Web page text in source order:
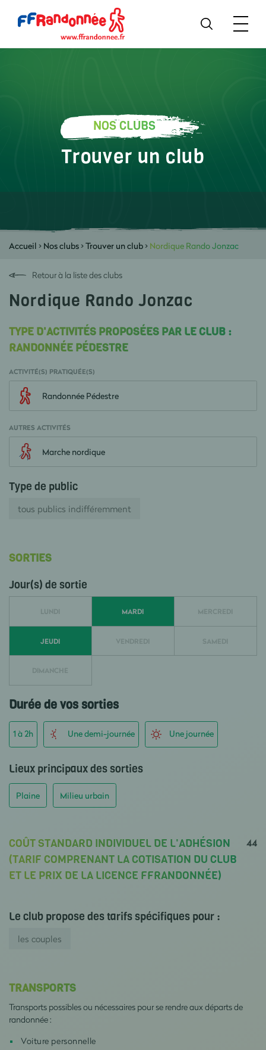
NOS CLUBS
Trouver un club
Accueil > Nos clubs>Trouver un club> Nordique Rando Jonzac
Retour à la liste des clubs
Nordique Rando Jonzac
TYPE D'ACTIVITÉS PROPOSÉES PAR LE CLUB :
RANDONNÉE PÉDESTRE
ACTIVITÉ(S) PRATIQUÉE(S)
Randonnée Pédestre
AUTRES ACTIVITÉS
Marche nordique
Type de public
tous publics indifféremment
SORTIES
Jour(s) de sortie
LUNDI MARDI MERCREDI
JEUDI VENDREDI SAMEDI
DIMANCHE
Durée de vos sorties
1 à 2h Une demi-journée Une journée
Lieux principaux des sorties
Plaine Milieu urbain
COÛT STANDARD INDIVIDUEL DE L'ADHÉSION
(TARIF COMPRENANT LA COTISATION DU CLUB
ET LE PRIX DE LA LICENCE FFRANDONNÉE)
44
Le club propose des tarifs spécifiques pour :
les couples
TRANSPORTS
Transports possibles ou nécessaires pour se rendre aux départs de
randonnée :
Voiture personnelle